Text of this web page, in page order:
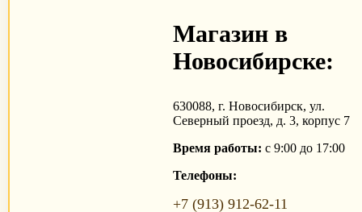
Магазин в
Новосибирске:
630088, г. Новосибирск, ул.
Северный проезд, д. 3, корпус 7
Время работы: с 9:00 до 17:00
Телефоны:
+7 (913) 912-62-11